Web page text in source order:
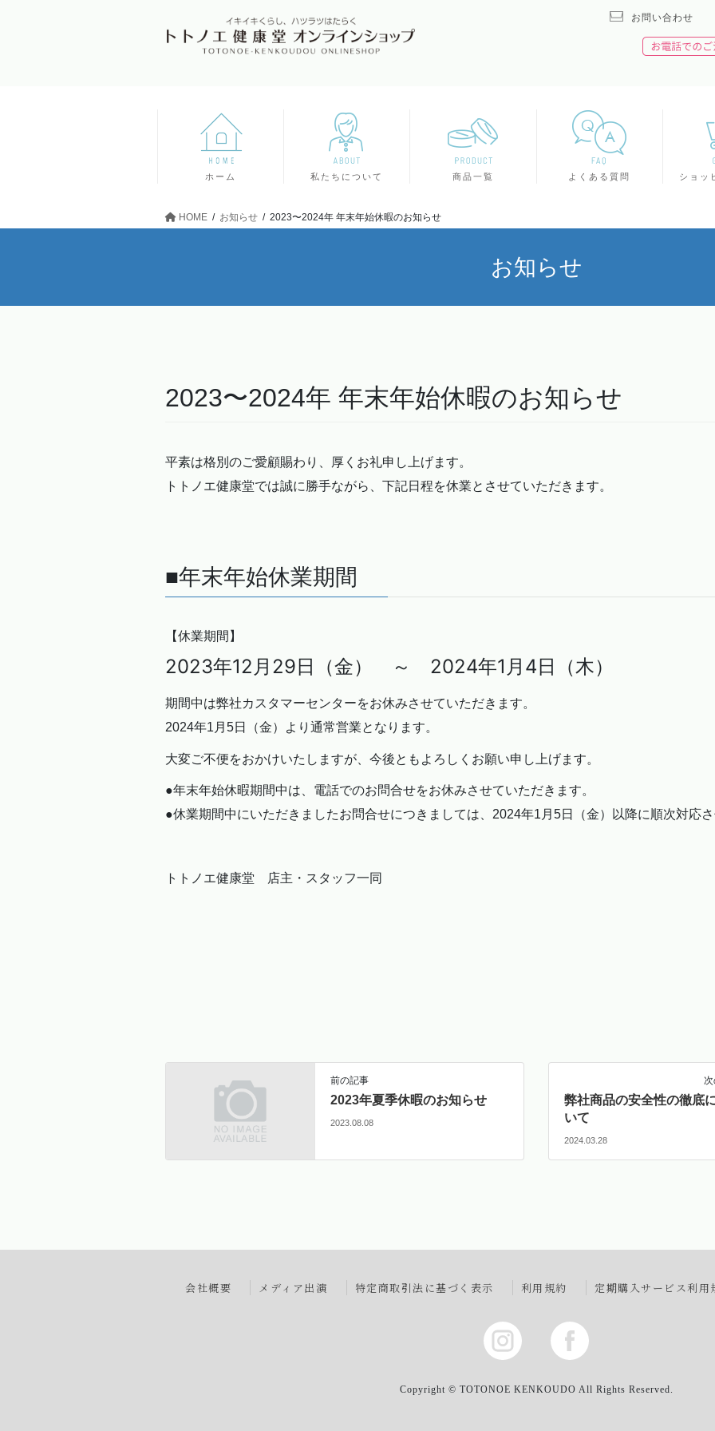
お問い合わせ
ホーム 私たちについて 商品一覧 よくある質問 ショッ
HOME お知らせ 2023〜2024年 年末年始休暇のお知らせ
お知らせ
2023〜2024年 年末年始休暇のお知らせ
平素は格別のご愛顧賜わり、厚くお礼申し上げます。
トトノエ健康堂では誠に勝手ながら、下記日程を休業とさせていただきます。
■年末年始休業期間
【休業期間】
2023年12月29日（金） ～ 2024年1月4日（木）
期間中は弊社カスタマーセンターをお休みさせていただきます。
2024年1月5日（金）より通常営業となります。
大変ご不便をおかけいたしますが、今後ともよろしくお願い申し上げます。
●年末年始休暇期間中は、電話でのお問合せをお休みさせていただきます。
●休業期間中にいただきましたお問合せにつきましては、2024年1月5日（金）以降に順次対応さ
トトノエ健康堂 店主・スタッフ一同
前の記事
2023年夏季休暇のお知らせ
2023.08.08
弊社商品の安全性の徹底
いて
2024.03.28
会社概要 メディア出演 特定商取引法に基づく表示 利用規約 定期購入サービス利用
Copyright © TOTONOE KENKOUDO All Rights Reserved.